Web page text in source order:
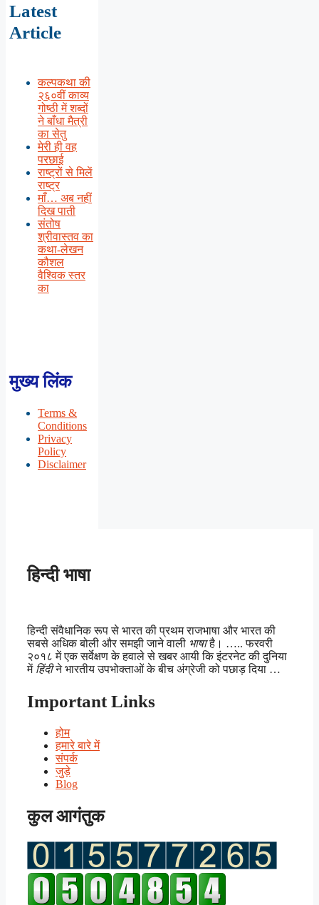
Latest
Article
कल्पकथा की
२६०वीं काव्य
गोष्ठी में शब्दों
ने बाँधा मैत्री
का सेतु
मेरी ही वह
परछाई
राष्ट्रों से मिलें
राष्ट्र
माँ… अब नहीं
दिख पाती
संतोष
श्रीवास्तव का
कथा-लेखन
कौशल
वैश्विक स्तर
का
मुख्य लिंक
Terms &
Conditions
Privacy
Policy
Disclaimer
हिन्दी भाषा
हिन्दी संवैधानिक रूप से भारत की प्रथम राजभाषा और भारत की
सबसे अधिक बोली और समझी जाने वाली भाषाहै। ….. फरवरी
२०१८ में एक सर्वेक्षण के हवाले से खबर आयी कि इंटरनेट की दुनिया
में हिंदीने भारतीय उपभोक्ताओं के बीच अंग्रेजी को पछाड़ दिया …
Important Links
होम
हमारे बारे में
संपर्क
जुड़े
Blog
कुल आगंतुक